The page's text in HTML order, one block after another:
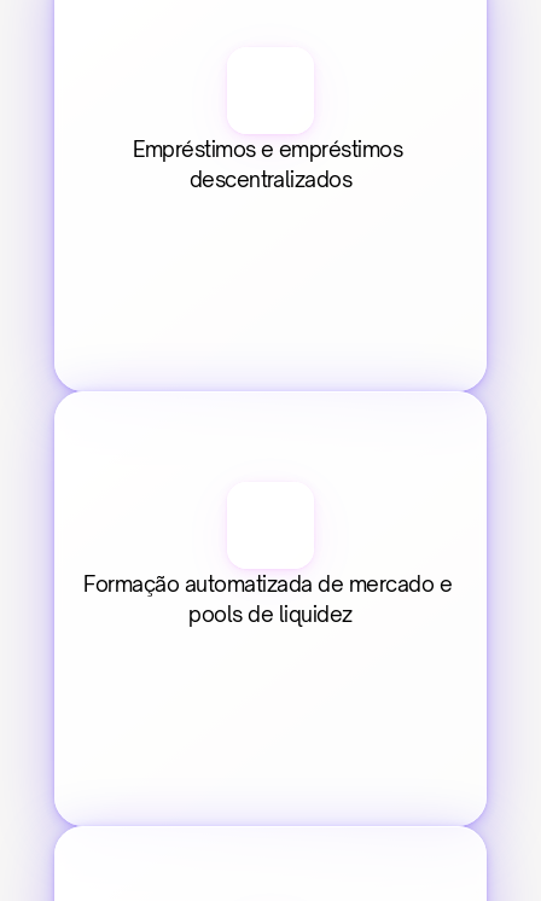
Empréstimos e empréstimos
descentralizados
Formação automatizada de mercado e
pools de liquidez